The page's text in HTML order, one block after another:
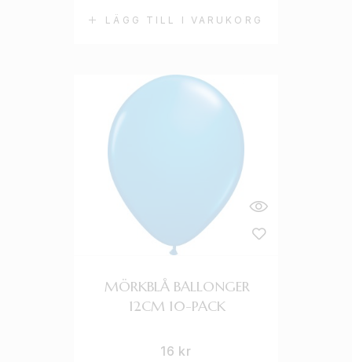
LÄGG TILL I VARUKORG
MÖRKBLÅ BALLONGER
12CM 10-PACK
16 kr